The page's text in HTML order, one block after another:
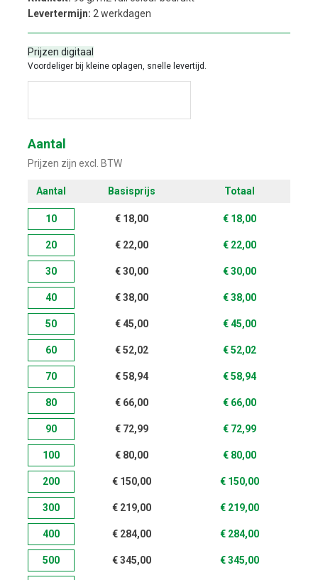
Levertermijn: 2 werkdagen
Prijzen digitaal
Voordeliger bij kleine oplagen, snelle levertijd.
Aantal
Prijzen zijn excl. BTW
Aantal Basisprijs Totaal
10 € 18,00 € 18,00
20 € 22,00 € 22,00
30 € 30,00 € 30,00
40 € 38,00 € 38,00
50 € 45,00 € 45,00
60 € 52,02 € 52,02
70 € 58,94 € 58,94
80 € 66,00 € 66,00
90 € 72,99 € 72,99
100 € 80,00 € 80,00
200 € 150,00 € 150,00
300 € 219,00 € 219,00
400 € 284,00 € 284,00
500 € 345,00 € 345,00